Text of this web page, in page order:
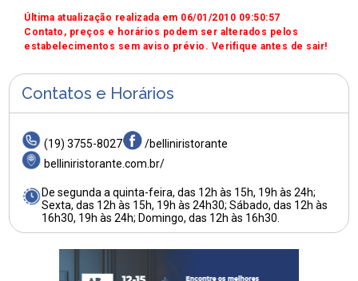
Última atualização realizada em 06/01/2010 09:50:57
Contato, preços e horários podem ser alterados pelos
estabelecimentos sem aviso prévio. Verifique antes de sair!
Contatos e Horários
(19) 3755-8027
/belliniristorante
belliniristorante.com.br/
De segunda a quinta-feira, das 12h às 15h, 19h às 24h;
Sexta, das 12h às 15h, 19h às 24h30; Sábado, das 12h às
16h30, 19h às 24h; Domingo, das 12h às 16h30.